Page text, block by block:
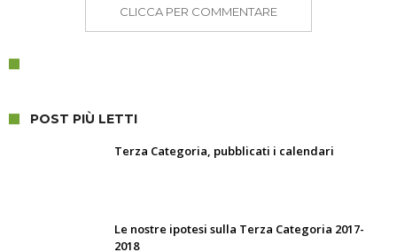
CLICCA PER COMMENTARE
POST PIÙ LETTI
Terza Categoria, pubblicati i calendari
Le nostre ipotesi sulla Terza Categoria 2017-
2018